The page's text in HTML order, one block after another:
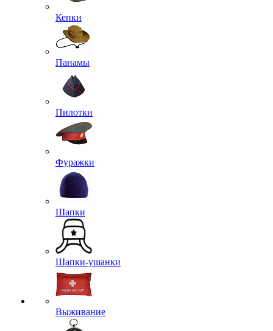
Кепки
Панамы
Пилотки
Фуражки
Шапки
Шапки-ушанки
Выживание